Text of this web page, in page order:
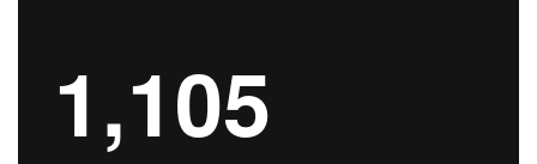
1,105